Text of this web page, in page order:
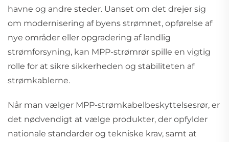
havne og andre steder. Uanset om det drejer sig
om modernisering af byens strømnet, opførelse af
nye områder eller opgradering af landlig
strømforsyning, kan MPP-strømrør spille en vigtig
rolle for at sikre sikkerheden og stabiliteten af
strømkablerne.
Når man vælger MPP-strømkabelbeskyttelsesrør, er
det nødvendigt at vælge produkter, der opfylder
nationale standarder og tekniske krav, samt at